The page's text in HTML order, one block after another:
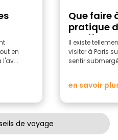
en
l'av...
Que faire
pratique
Lumière
Il existe
visiter à Paris
sentir
en savoir
de voyage